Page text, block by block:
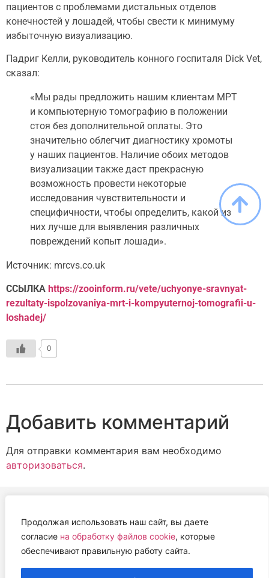
Продолжая использовать наш сайт, вы даете
согласие на обработку файлов cookie, которые
обеспечивают правильную работу сайта.
пациентов с проблемами дистальных отделов
конечностей у лошадей, чтобы свести к минимуму
избыточную визуализацию.
Падриг Келли, руководитель конного госпиталя Dick Vet,
сказал:
«Мы рады предложить нашим клиентам МРТ
и компьютерную томографию в положении
стоя без дополнительной оплаты. Это
значительно облегчит диагностику хромоты
у наших пациентов. Наличие обоих методов
визуализации также даст прекрасную
возможность провести некоторые
исследования чувствительности и
специфичности, чтобы определить, какой из
них лучше для выявления различных
повреждений копыт лошади».
Источник: mrcvs.co.uk
ССЫЛКА https://zooinform.ru/vete/uchyonye-sravnyat-
rezultaty-ispolzovaniya-mrt-i-kompyuternoj-tomografii-u-
loshadej/
0
Добавить комментарий
Для отправки комментария вам необходимо
авторизоваться.
АВТОНОМНАЯ НЕКОММЕРЧЕСКАЯ ОРГАНИЗАЦИЯ
«ЦЕНТР ВЕТЕРИНАРНОЙ ТЕРАПИИ, ИММУНОЛОГИИ И
ИММУНОПАТОЛОГИИ» (ЦВЕТИ)
Работем с 2019 года.